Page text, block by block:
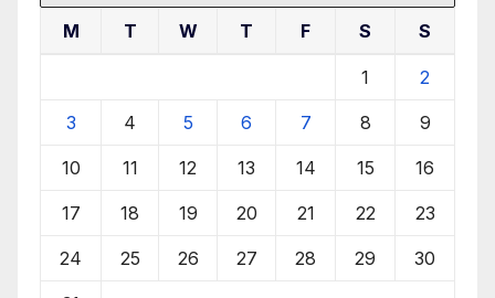
M T W T F S S
1 2
3 4 5 6 7 8 9
10 11 12 13 14 15 16
17 18 19 20 21 22 23
24 25 26 27 28 29 30